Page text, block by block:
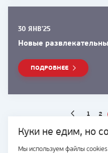
Куки не едим, но
Мы используем файлы
30 ЯНВ'25
Новые
ПОДРОБНЕЕ
1 2